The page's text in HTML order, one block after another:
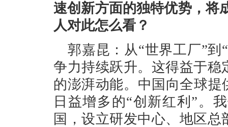
速创新方面的独特优势，将
人对此怎么看？
郭嘉昆：从“世界工厂”到
争力持续跃升。这得益于
的澎湃动能。中国向全球提
日益增多的“创新红利”。
国，设立研发中心、地区